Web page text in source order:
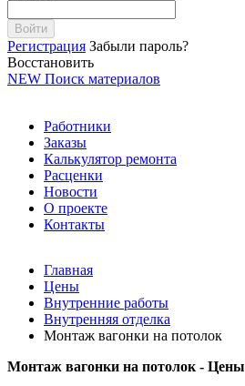
Войти
Регистрация Забыли пароль?
Восстановить
NEW Поиск материалов
Работники
Заказы
Калькулятор ремонта
Расценки
Новости
О проекте
Контакты
Главная
Цены
Внутренние работы
Внутренняя отделка
Монтаж вагонки на потолок
Монтаж вагонки на потолок - Цены